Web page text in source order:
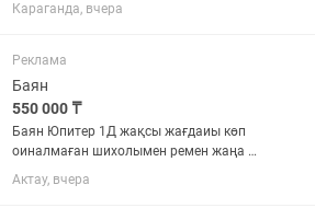
Караганда, вчера
Реклама
Баян
550 000 ₸
Баян Юпитер 1Д жақсы жағдаиы көп
оиналмаған шихолымен ремен жаңа +
детский ремені де бар жеңіл таланты
балдарға үиренуге өтте ыңғайлы тоиға
Актау, вчера